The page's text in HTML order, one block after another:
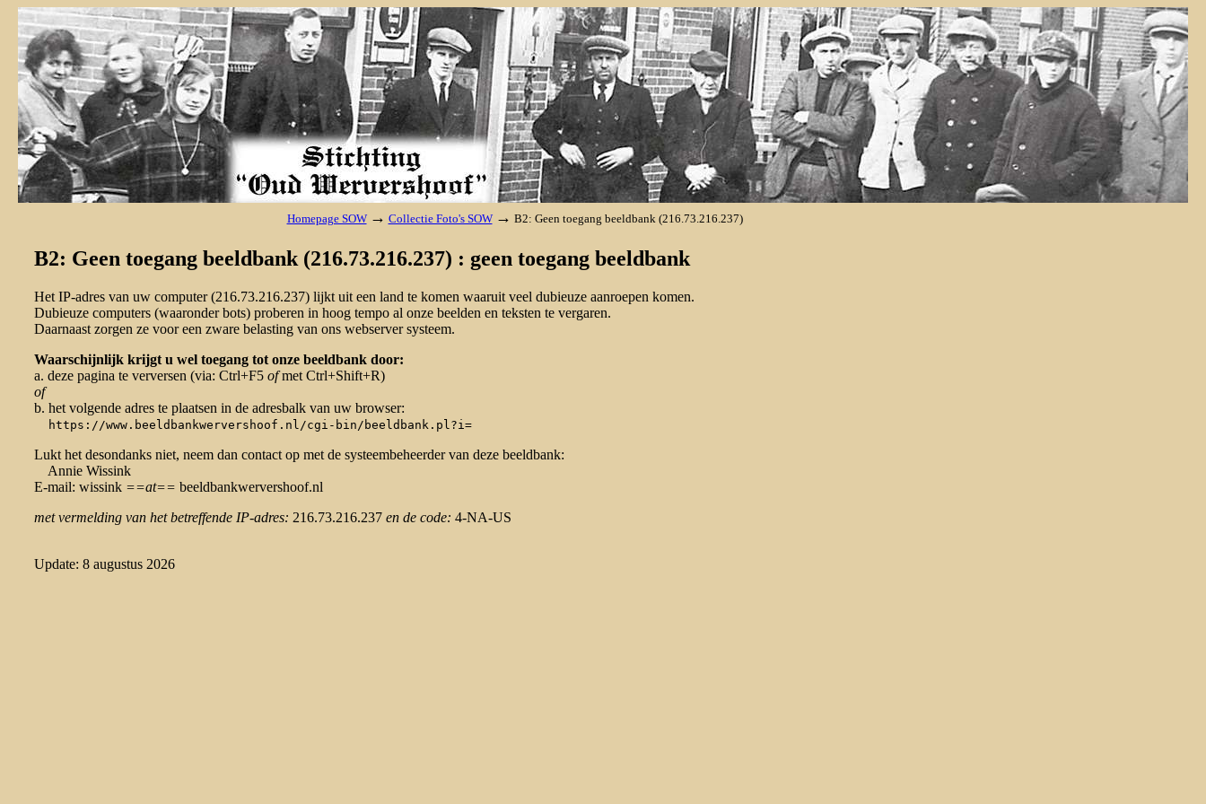
Homepage SOW → Collectie Foto's SOW → B2: Geen toegang beeldbank (216.73.216.237)
B2: Geen toegang beeldbank (216.73.216.237) : geen toegang beeldbank
Het IP-adres van uw computer (216.73.216.237) lijkt uit een land te komen waaruit veel dubieuze aanroepen komen.
Dubieuze computers (waaronder bots) proberen in hoog tempo al onze beelden en teksten te vergaren.
Daarnaast zorgen ze voor een zware belasting van ons webserver systeem.
Waarschijnlijk krijgt u wel toegang tot onze beeldbank door:
a. deze pagina te verversen (via: Ctrl+F5 ofmet Ctrl+Shift+R)
of
b. het volgende adres te plaatsen in de adresbalk van uw browser:
https://www.beeldbankwervershoof.nl/cgi-bin/beeldbank.pl?i=
Lukt het desondanks niet, neem dan contact op met de systeembeheerder van deze beeldbank:
Annie Wissink
E-mail: wissink ==at== beeldbankwervershoof.nl
met vermelding van het betreffende IP-adres: 216.73.216.237 en de code: 4-NA-US
Update: 8 augustus 2026